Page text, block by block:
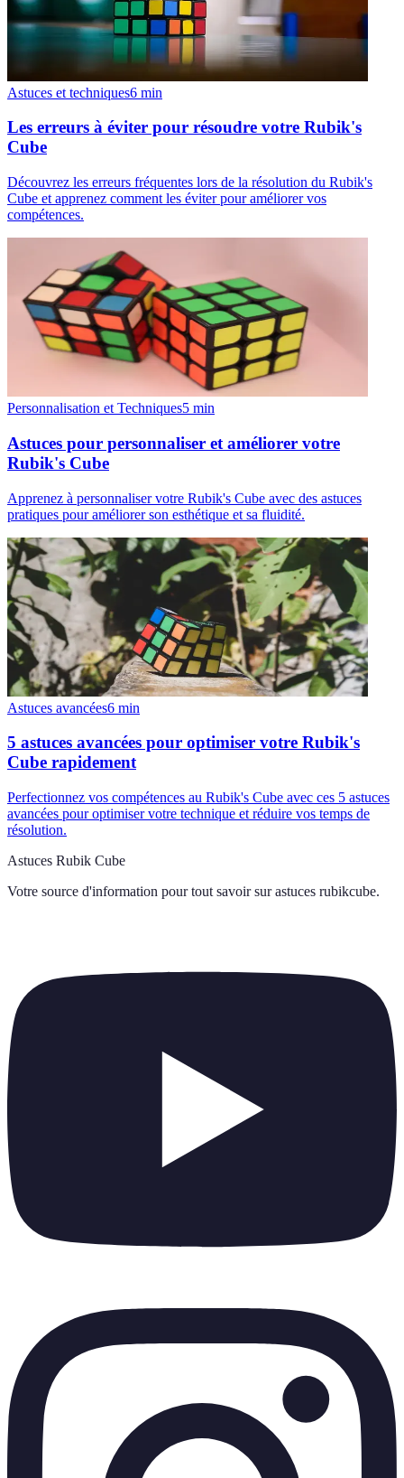
Astuces et techniques6 min
Les erreurs à éviter pour résoudre votre Rubik's
Cube
Découvrez les erreurs fréquentes lors de la résolution du Rubik's
Cube et apprenez comment les éviter pour améliorer vos
compétences.
Personnalisation et Techniques5 min
Astuces pour personnaliser et améliorer votre
Rubik's Cube
Apprenez à personnaliser votre Rubik's Cube avec des astuces
pratiques pour améliorer son esthétique et sa fluidité.
Astuces avancées6 min
5 astuces avancées pour optimiser votre Rubik's
Cube rapidement
Perfectionnez vos compétences au Rubik's Cube avec ces 5 astuces
avancées pour optimiser votre technique et réduire vos temps de
résolution.
Astuces Rubik Cube
Votre source d'information pour tout savoir sur astuces rubikcube.